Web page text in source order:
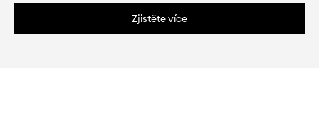
Zjistěte více